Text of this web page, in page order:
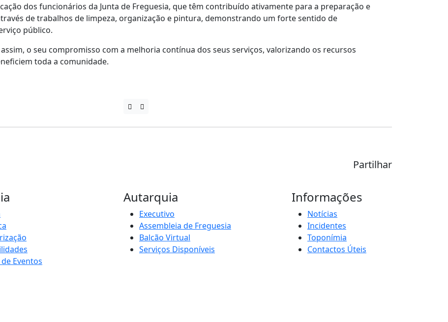
dos funcionários da Junta de Freguesia, que têm contribuído ativamente para a preparação e
de trabalhos de limpeza, organização e pintura, demonstrando um forte sentido de
público.
o seu compromisso com a melhoria contínua dos seus serviços, valorizando os recursos
toda a comunidade.
Partilhar
Eventos
Autarquia
Executivo
Assembleia de Freguesia
Balcão Virtual
Serviços Disponíveis
Informações
Notícias
Incidentes
Toponímia
Contactos Úteis